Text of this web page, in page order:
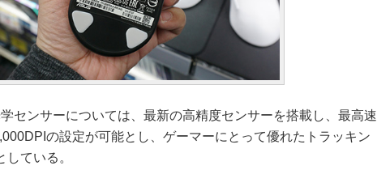
センサーについては、最新の高精度センサーを搭載し、最高速
の設定が可能とし、ゲーマーにとって優れたトラッキン
ている。